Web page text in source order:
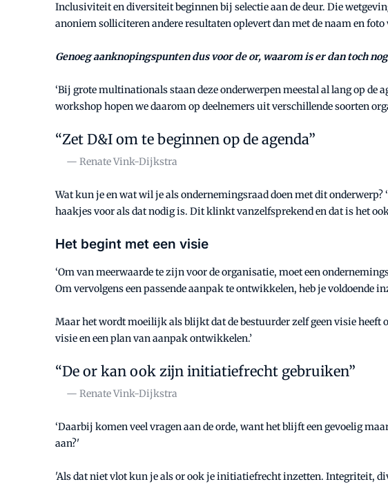
Inclusiviteit en diversiteit beginnen bij selectie aan de deur. Die
anoniem solliciteren andere resultaten oplevert dan met de naam en
Genoeg aanknopingspunten dus voor de or, waarom is er dan toch
‘Bij grote multinationals staan deze onderwerpen meestal al lang op
workshop hopen we daarom op deelnemers uit verschillende soorten
Zet D&I om te beginnen op de agenda”
— Renate Vink-Dijkstra
Wat kun je en wat wil je als ondernemingsraad doen met dit
haakjes voor als dat nodig is. Dit klinkt vanzelfsprekend en dat is het
Het begint met een visie
‘Om van meerwaarde te zijn voor de organisatie, moet een
Om vervolgens een passende aanpak te ontwikkelen, heb je voldoende
Maar het wordt moeilijk als blijkt dat de bestuurder zelf geen visie
visie en een plan van aanpak ontwikkelen.’
De or kan ook zijn initiatiefrecht gebruiken”
— Renate Vink-Dijkstra
‘Daarbij komen veel vragen aan de orde, want het blijft een gevoelig
aan?'
'Als dat niet vlot kun je als or ook je initiatiefrecht inzetten. Integriteit,